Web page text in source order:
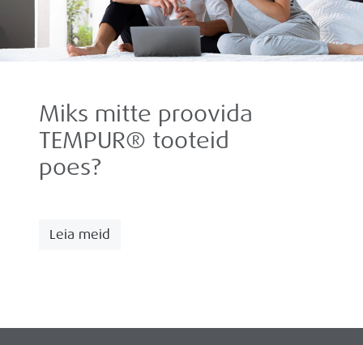
Miks mitte proovida
TEMPUR® tooteid
poes?
Leia meid